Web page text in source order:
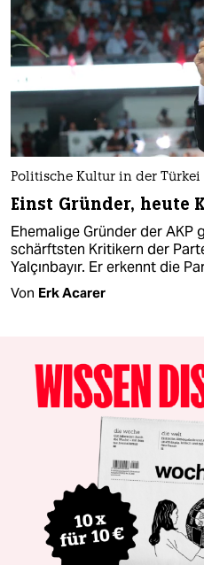
Politische Kultur in der Türkei
Einst Gründer, heute
Ehemalige Gründer der AKP
schärftsten Kritikern der
Yalçınbayır. Er erkennt die
Von Erk Acarer